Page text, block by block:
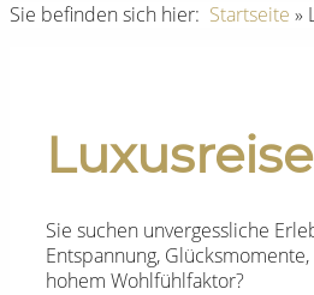
Sie befinden sich hier: Startseite »
Sie suchen unvergessliche
Entspannung,
hohem Wohlfühlfaktor?